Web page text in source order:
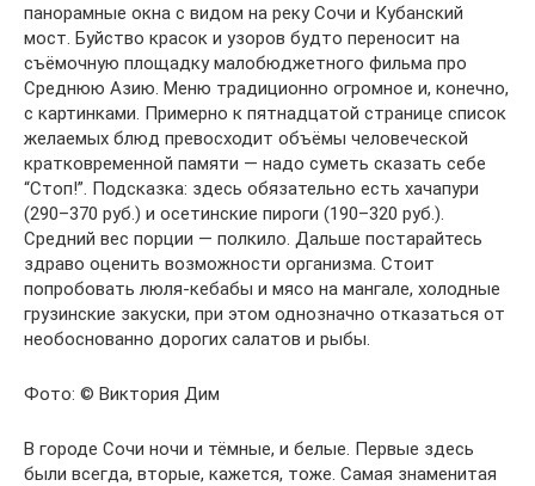
панорамные окна с видом на реку Сочи и Кубанский
мост. Буйство красок и узоров будто переносит на
съёмочную площадку малобюджетного фильма про
Среднюю Азию. Меню традиционно огромное и, конечно,
с картинками. Примерно к пятнадцатой странице список
желаемых блюд превосходит объёмы человеческой
кратковременной памяти — надо суметь сказать себе
“Стоп!”. Подсказка: здесь обязательно есть хачапури
(290–370 руб.) и осетинские пироги (190–320 руб.).
Средний вес порции — полкило. Дальше постарайтесь
здраво оценить возможности организма. Стоит
попробовать люля-кебабы и мясо на мангале, холодные
грузинские закуски, при этом однозначно отказаться от
необоснованно дорогих салатов и рыбы.
Фото: © Виктория Дим
В городе Сочи ночи и тёмные, и белые. Первые здесь
были всегда, вторые, кажется, тоже. Самая знаменитая